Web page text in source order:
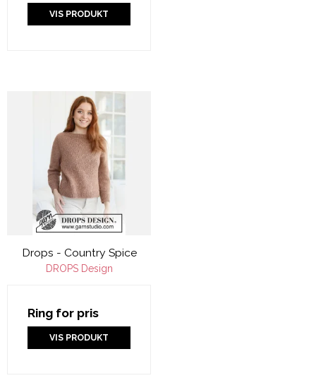
VIS PRODUKT
Drops - Country Spice
DROPS Design
Ring for pris
VIS PRODUKT